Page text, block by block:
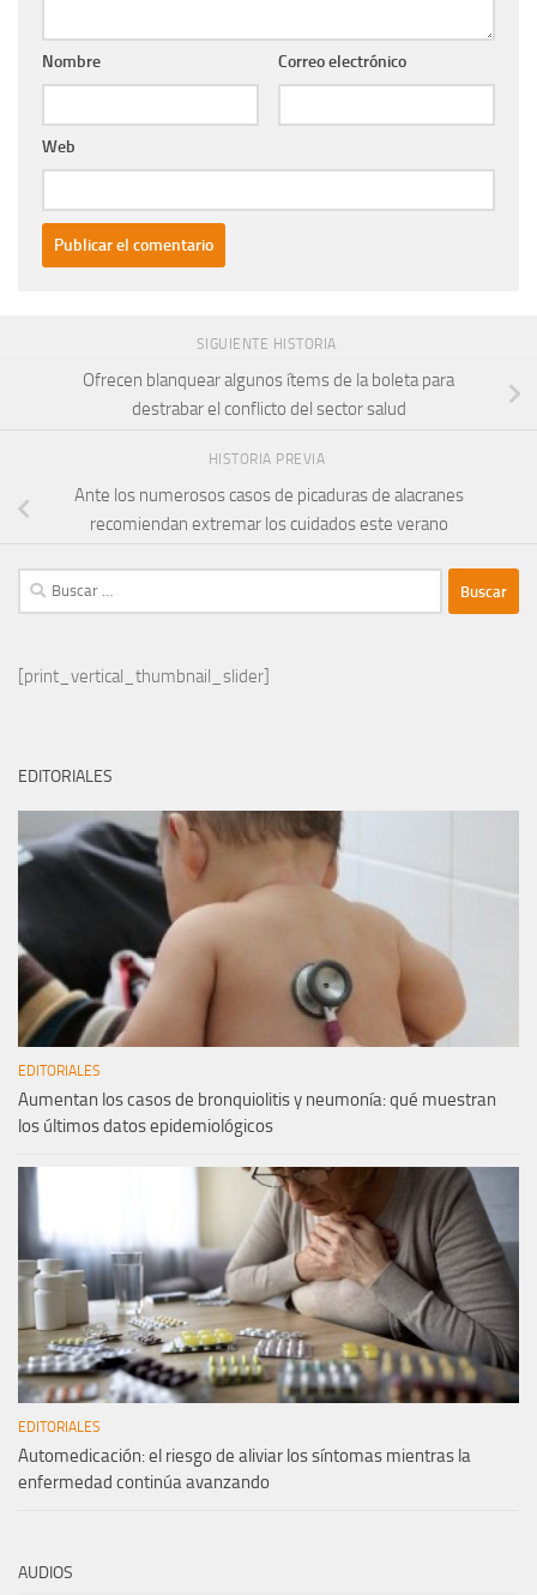
Nombre Correo electrónico
Web
SIGUIENTE HISTORIA
Ofrecen blanquear algunos ítems de la boleta para
destrabar el conflicto del sector salud
HISTORIA PREVIA
Ante los numerosos casos de picaduras de alacranes
recomiendan extremar los cuidados este verano
Buscar:
[print_vertical_thumbnail_slider]
EDITORIALES
EDITORIALES
Aumentan los casos de bronquiolitis y neumonía: qué muestran
los últimos datos epidemiológicos
EDITORIALES
Automedicación: el riesgo de aliviar los síntomas mientras la
enfermedad continúa avanzando
AUDIOS